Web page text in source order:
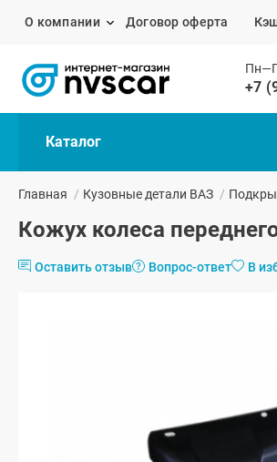
О компании Договор оферта
+7
Каталог
Главная / Кузовные детали ВАЗ /
Кожух колеса
Оставить отзыв Вопрос-ответ В